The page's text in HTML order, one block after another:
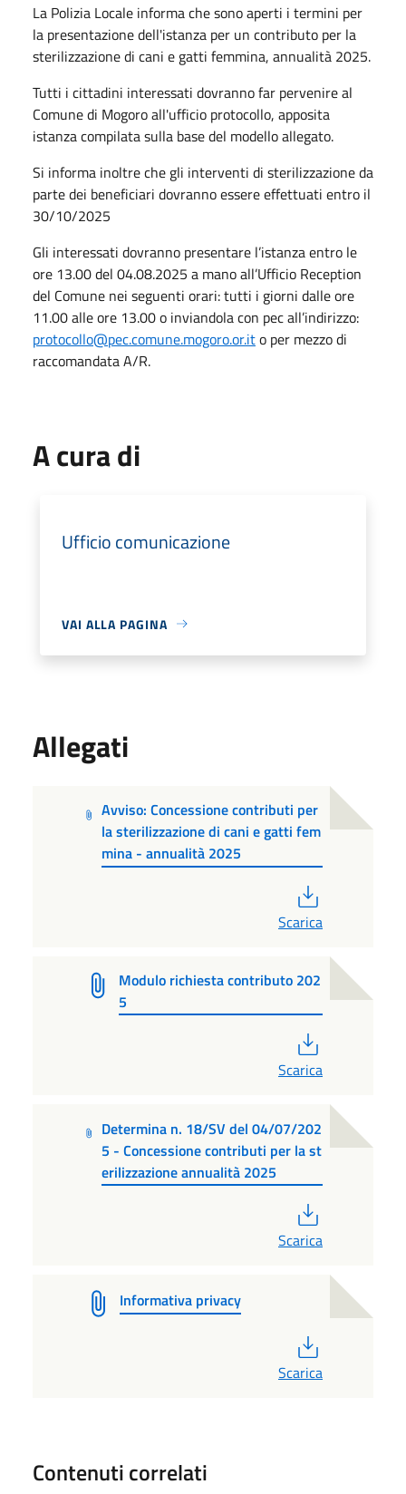
La Polizia Locale informa che sono aperti i termini per
la presentazione dell'istanza per un contributo per la
sterilizzazione di cani e gatti femmina, annualità 2025.
Tutti i cittadini interessati dovranno far pervenire al
Comune di Mogoro all'ufficio protocollo, apposita
istanza compilata sulla base del modello allegato.
Si informa inoltre che gli interventi di sterilizzazione da
parte dei beneficiari dovranno essere effettuati entro il
30/10/2025
Gli interessati dovranno presentare l’istanza entro le
ore 13.00 del 04.08.2025 a mano all’Ufficio Reception
del Comune nei seguenti orari: tutti i giorni dalle ore
11.00 alle ore 13.00 o inviandola con pec all’indirizzo:
protocollo@pec.comune.mogoro.or.ito per mezzo di
raccomandata A/R.
A cura di
Ufficio comunicazione
VAI ALLA PAGINA
Allegati
Avviso: Concessione contributi per
la sterilizzazione di cani e gatti fem
mina - annualità 2025
Scarica
Modulo richiesta contributo 202
5
Scarica
Determina n. 18/SV del 04/07/202
5 - Concessione contributi per la st
erilizzazione annualità 2025
Scarica
Informativa privacy
Scarica
Contenuti correlati